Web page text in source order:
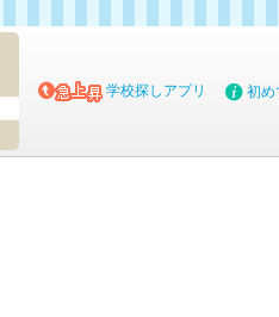
学校探しアプリ 初め